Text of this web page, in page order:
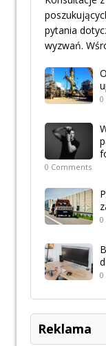
pytania
wyzwań.
0
0 Comments
0
0
Reklama